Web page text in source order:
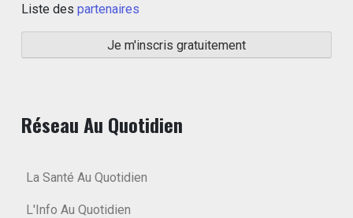
Liste des partenaires
Réseau Au Quotidien
La Santé Au Quotidien
L'Info Au Quotidien